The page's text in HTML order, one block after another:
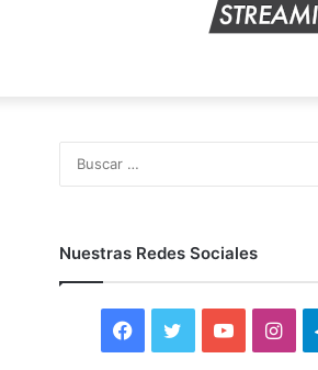
Nuestras Redes Sociales
F
Y
I